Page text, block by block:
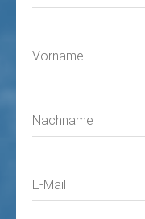
Vorname
Nachname
E-Mail